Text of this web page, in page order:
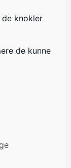
knokler
de kunne